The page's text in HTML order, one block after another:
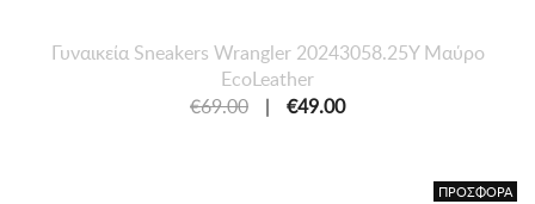
Γυναικεία Sneakers Wrangler 20243058.25Y Μαύρο
EcoLeather
€69.00
| €49.00
ΠΡΟΣΦΟΡΑ